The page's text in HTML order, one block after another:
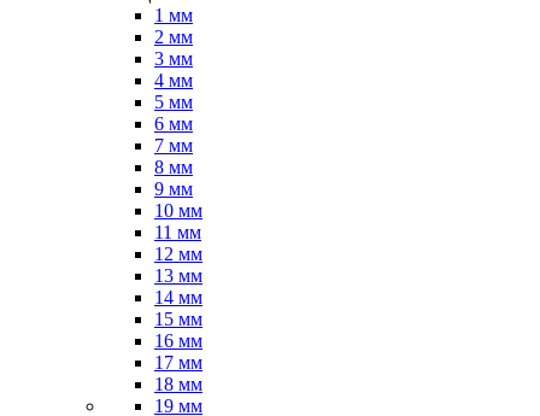
1 мм
2 мм
3 мм
4 мм
5 мм
6 мм
7 мм
8 мм
9 мм
10 мм
11 мм
12 мм
13 мм
14 мм
15 мм
16 мм
17 мм
18 мм
19 мм